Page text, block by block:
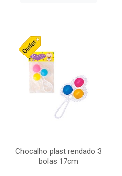
Chocalho plast rendado 3
bolas 17cm